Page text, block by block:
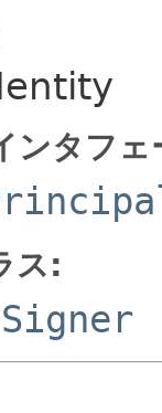
ンタフ
ス:
Signer